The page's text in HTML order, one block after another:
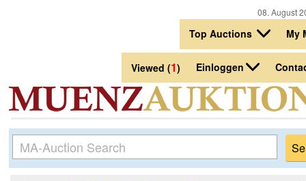
08. August
Top Auctions My
Viewed (1) Einloggen